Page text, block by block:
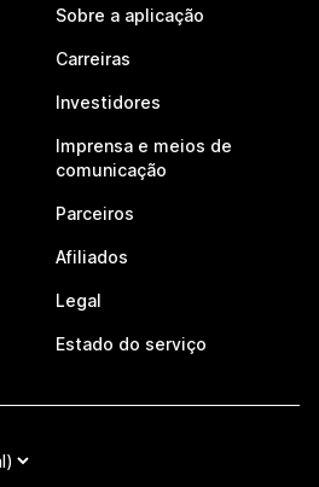
Sobre a aplicação
Carreiras
Investidores
Imprensa e meios de
comunicação
Parceiros
Afiliados
Legal
Estado do serviço